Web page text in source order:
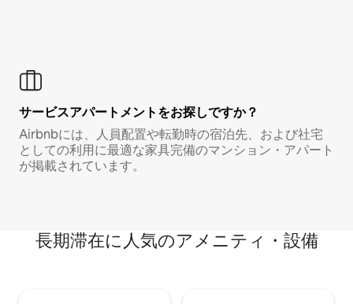
サービスアパートメントをお探しですか？
Airbnbには、人員配置や転勤時の宿泊先、および社宅
としての利用に最適な家具完備のマンション・アパート
が掲載されています。
長期滞在に人気のアメニティ・設備